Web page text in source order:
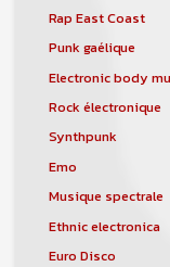
Rap East Coast
Punk gaélique
Electronic body
Rock électronique
Synthpunk
Emo
Musique spectrale
Ethnic electronica
Euro Disco